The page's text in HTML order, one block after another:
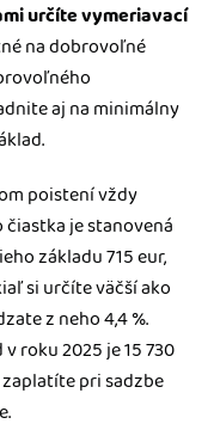
určíte vymeriavací
na dobrovoľné
aj na minimálny
poistení vždy
čiastka je stanovená
základu 715 eur,
si určíte väčší ako
z neho 4,4 %.
roku 2025 je 15 730
pri sadzbe